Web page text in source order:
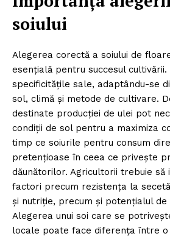
soiului
Alegerea corectă a soiului de
esențială pentru succesul
specificitățile sale, adaptându-se
sol, climă și metode de cultivare.
destinate producției de ulei pot
condiții de sol pentru a maximiza
timp ce soiurile pentru consum
pretențioase în ceea ce privește
dăunătorilor. Agricultorii trebuie să
factori precum rezistența la
și nutriție, precum și potențialul de
Alegerea unui soi care se
locale poate face diferența între